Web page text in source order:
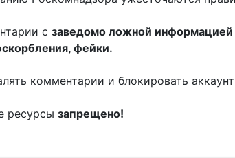
с заведомо ложной информацией
фейки.
комментарии и блокировать
ресурсы запрещено!